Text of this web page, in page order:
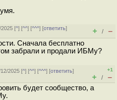
[^] [^^] [^^^] [ответить]
+ / –
Сначала бесплатно
забрали и продали ИБМу?
2025 [^] [^^] [^^^] [ответить]
+1
+ / –
будет сообщество, а